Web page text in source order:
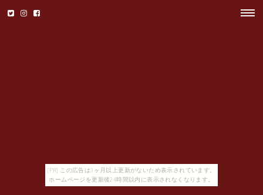
[PR] この広告は3ヶ月以上更新がないため表示されています。
ホームページを更新後24時間以内に表示されなくなります。